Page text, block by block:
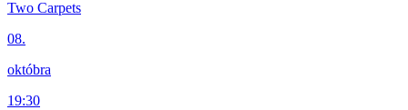
Two Carpets
08.
októbra
19:30